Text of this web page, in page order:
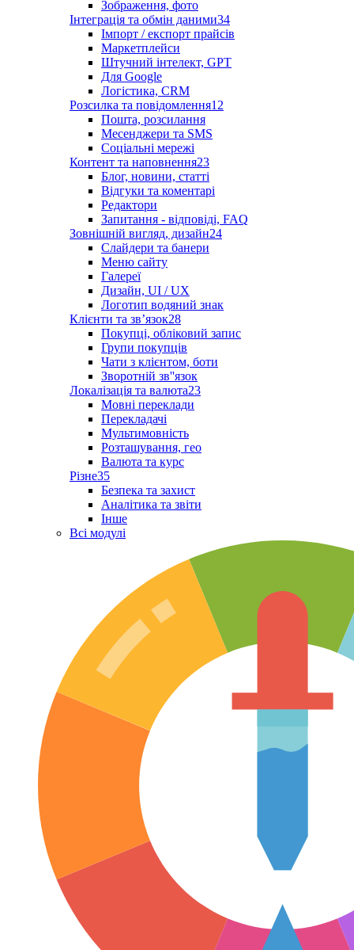
Зображення, фото
Інтеграція та обмін даними34
Імпорт / експорт прайсів
Маркетплейси
Штучний інтелект, GPT
Для Google
Логістика, CRM
Розсилка та повідомлення12
Пошта, розсилання
Месенджери та SMS
Соціальні мережі
Контент та наповнення23
Блог, новини, статті
Відгуки та коментарі
Редактори
Запитання - відповіді, FAQ
Зовнішній вигляд, дизайн24
Слайдери та банери
Меню сайту
Галереї
Дизайн, UI / UX
Логотип водяний знак
Клієнти та звʼязок28
Покупці, обліковий запис
Групи покупців
Чати з клієнтом, боти
Зворотній зв''язок
Локалізація та валюта23
Мовні переклади
Перекладачі
Мультимовність
Розташування, гео
Валюта та курс
Різне35
Безпека та захист
Аналітика та звіти
Інше
Всі модулі